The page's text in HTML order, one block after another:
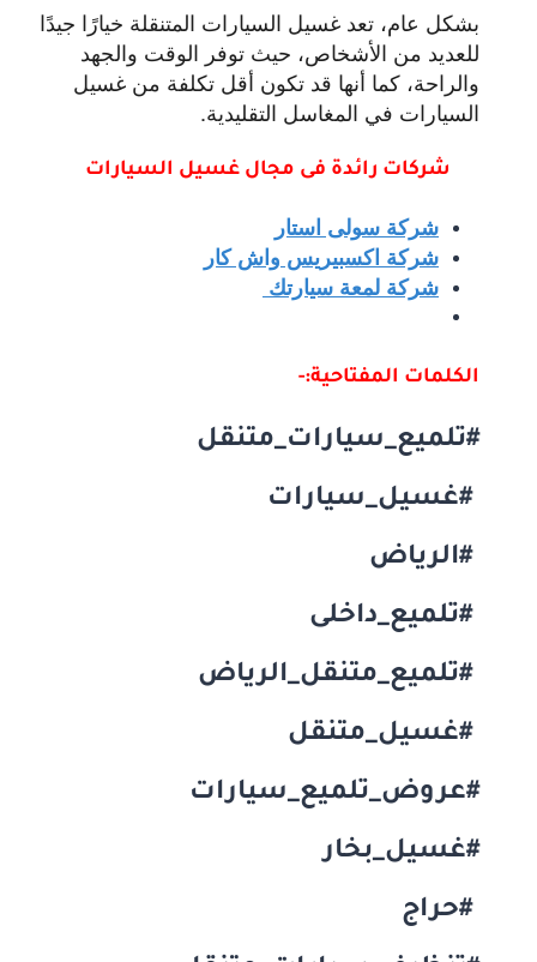
بشكل عام، تعد غسيل السيارات المتنقلة خيارًا جيدًا
للعديد من الأشخاص، حيث توفر الوقت والجهد
والراحة، كما أنها قد تكون أقل تكلفة من غسيل
السيارات في المغاسل التقليدية.
شركات رائدة فى مجال غسيل السيارات
شركة سولى استار
شركة اكسبيريس واش كار
شركة لمعة سيارتك
الكلمات المفتاحية:-
#تلميع_سيارات_متنقل
#غسيل_سيارات
#الرياض
#تلميع_داخلى
#تلميع_متنقل_الرياض
#غسيل_متنقل
#عروض_تلميع_سيارات
#غسيل_بخار
#حراج